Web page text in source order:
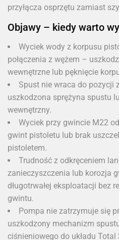
przyłącza osprzętu zamiast
Objawy – kiedy warto
Wyciek wody z korpusu
połączenia z wężem –
wewnętrzne lub pęknięcie
Spust nie wraca do pozycji
uszkodzona sprężyna spustu
wewnętrzny.
Wyciek przy gwincie M22
gwint pistoletu lub brak
pistoletem.
Trudność z odkręceniem
zanieczyszczenia lub korozja
długotrwałej eksploatacji bez
gwintu.
Pompa nie zatrzymuje się
uszkodzony mechanizm
ciśnieniowego do układu Total